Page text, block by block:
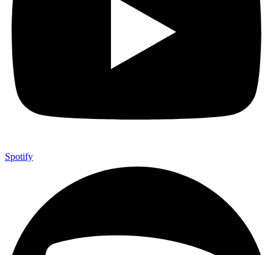
Spotify